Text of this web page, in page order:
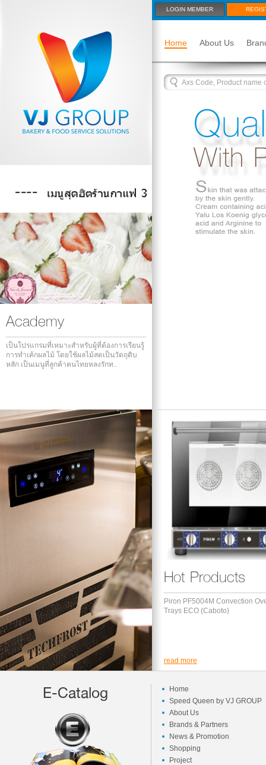
Academy
เป็นโปรแกรมที่เหมาะสำหรับผู้ที่ต้องการเรียนรู้
การทำเค้กผลไม้ โดยใช้ผลไม้สดเป็นวัตถุดิบ
หลัก เป็นเมนูที่ลูกค้าคนไทยหลงรักท..
LOGIN MEMBER
Home About Us
Hot Products
Piron PF5004M Convection
Trays ECO (Caboto)
read more
E-Catalog
Home
Speed Queen by VJ GROUP
About Us
Brands & Partners
News & Promotion
Shopping
Project